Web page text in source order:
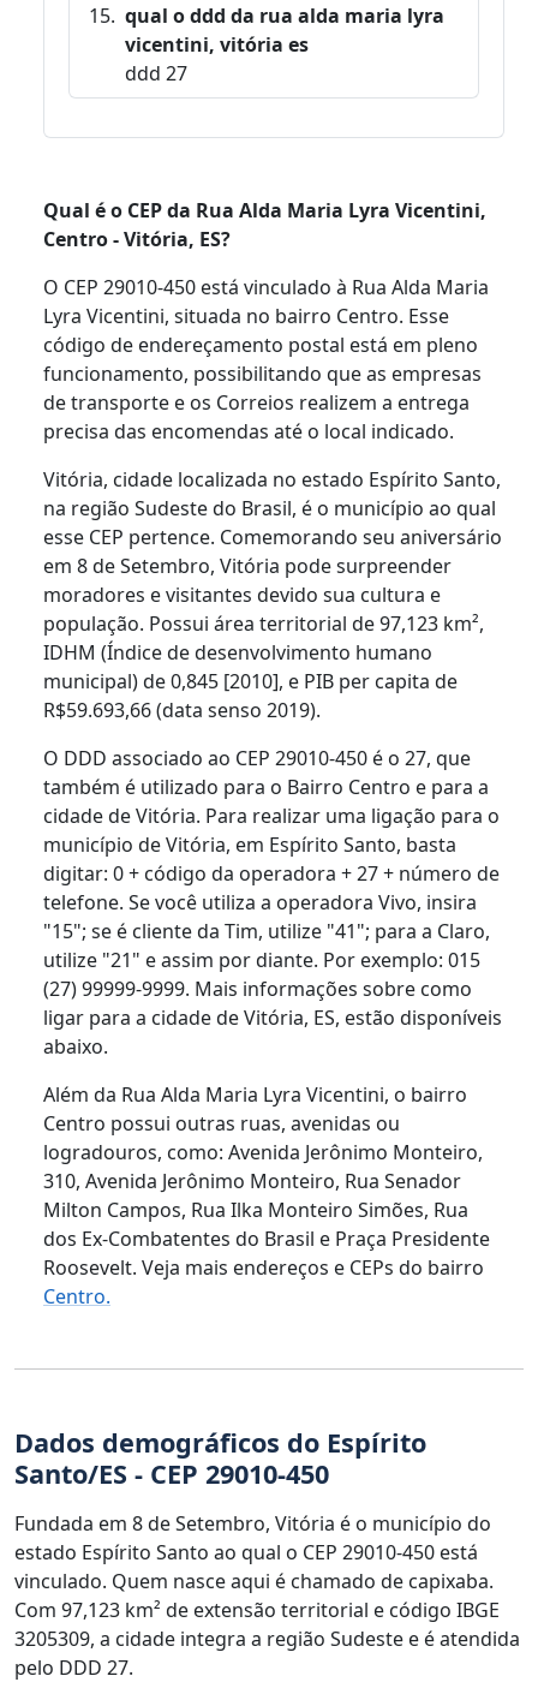
qual o ddd da rua alda maria lyra
vicentini, vitória es
ddd 27
Qual é o CEP da Rua Alda Maria Lyra Vicentini,
Centro - Vitória, ES?
O CEP 29010-450 está vinculado à Rua Alda Maria
Lyra Vicentini, situada no bairro Centro. Esse
código de endereçamento postal está em pleno
funcionamento, possibilitando que as empresas
de transporte e os Correios realizem a entrega
precisa das encomendas até o local indicado.
Vitória, cidade localizada no estado Espírito Santo,
na região Sudeste do Brasil, é o município ao qual
esse CEP pertence. Comemorando seu aniversário
em 8 de Setembro, Vitória pode surpreender
moradores e visitantes devido sua cultura e
população. Possui área territorial de 97,123 km²,
IDHM (Índice de desenvolvimento humano
municipal) de 0,845 [2010], e PIB per capita de
R$59.693,66 (data senso 2019).
O DDD associado ao CEP 29010-450 é o 27, que
também é utilizado para o Bairro Centro e para a
cidade de Vitória. Para realizar uma ligação para o
município de Vitória, em Espírito Santo, basta
digitar: 0 + código da operadora + 27 + número de
telefone. Se você utiliza a operadora Vivo, insira
"15"; se é cliente da Tim, utilize "41"; para a Claro,
utilize "21" e assim por diante. Por exemplo: 015
(27) 99999-9999. Mais informações sobre como
ligar para a cidade de Vitória, ES, estão disponíveis
abaixo.
Além da Rua Alda Maria Lyra Vicentini, o bairro
Centro possui outras ruas, avenidas ou
logradouros, como: Avenida Jerônimo Monteiro,
310, Avenida Jerônimo Monteiro, Rua Senador
Milton Campos, Rua Ilka Monteiro Simões, Rua
dos Ex-Combatentes do Brasil e Praça Presidente
Roosevelt. Veja mais endereços e CEPs do bairro
Centro.
Dados demográficos do Espírito
Santo/ES - CEP 29010-450
Fundada em 8 de Setembro, Vitória é o município do
estado Espírito Santo ao qual o CEP 29010-450 está
vinculado. Quem nasce aqui é chamado de capixaba.
Com 97,123 km² de extensão territorial e código IBGE
3205309, a cidade integra a região Sudeste e é atendida
pelo DDD 27.